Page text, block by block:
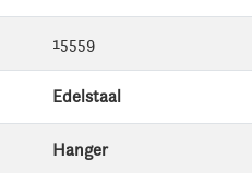
15559
Edelstaal
Hanger